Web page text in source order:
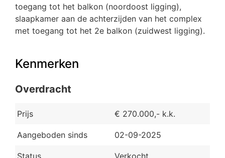
toegang tot het balkon (noordoost ligging),
slaapkamer aan de achterzijden van het complex
met toegang tot het 2e balkon (zuidwest ligging).
Kenmerken
Overdracht
Prijs € 270.000,- k.k.
Aangeboden sinds 02-09-2025
Status Verkocht